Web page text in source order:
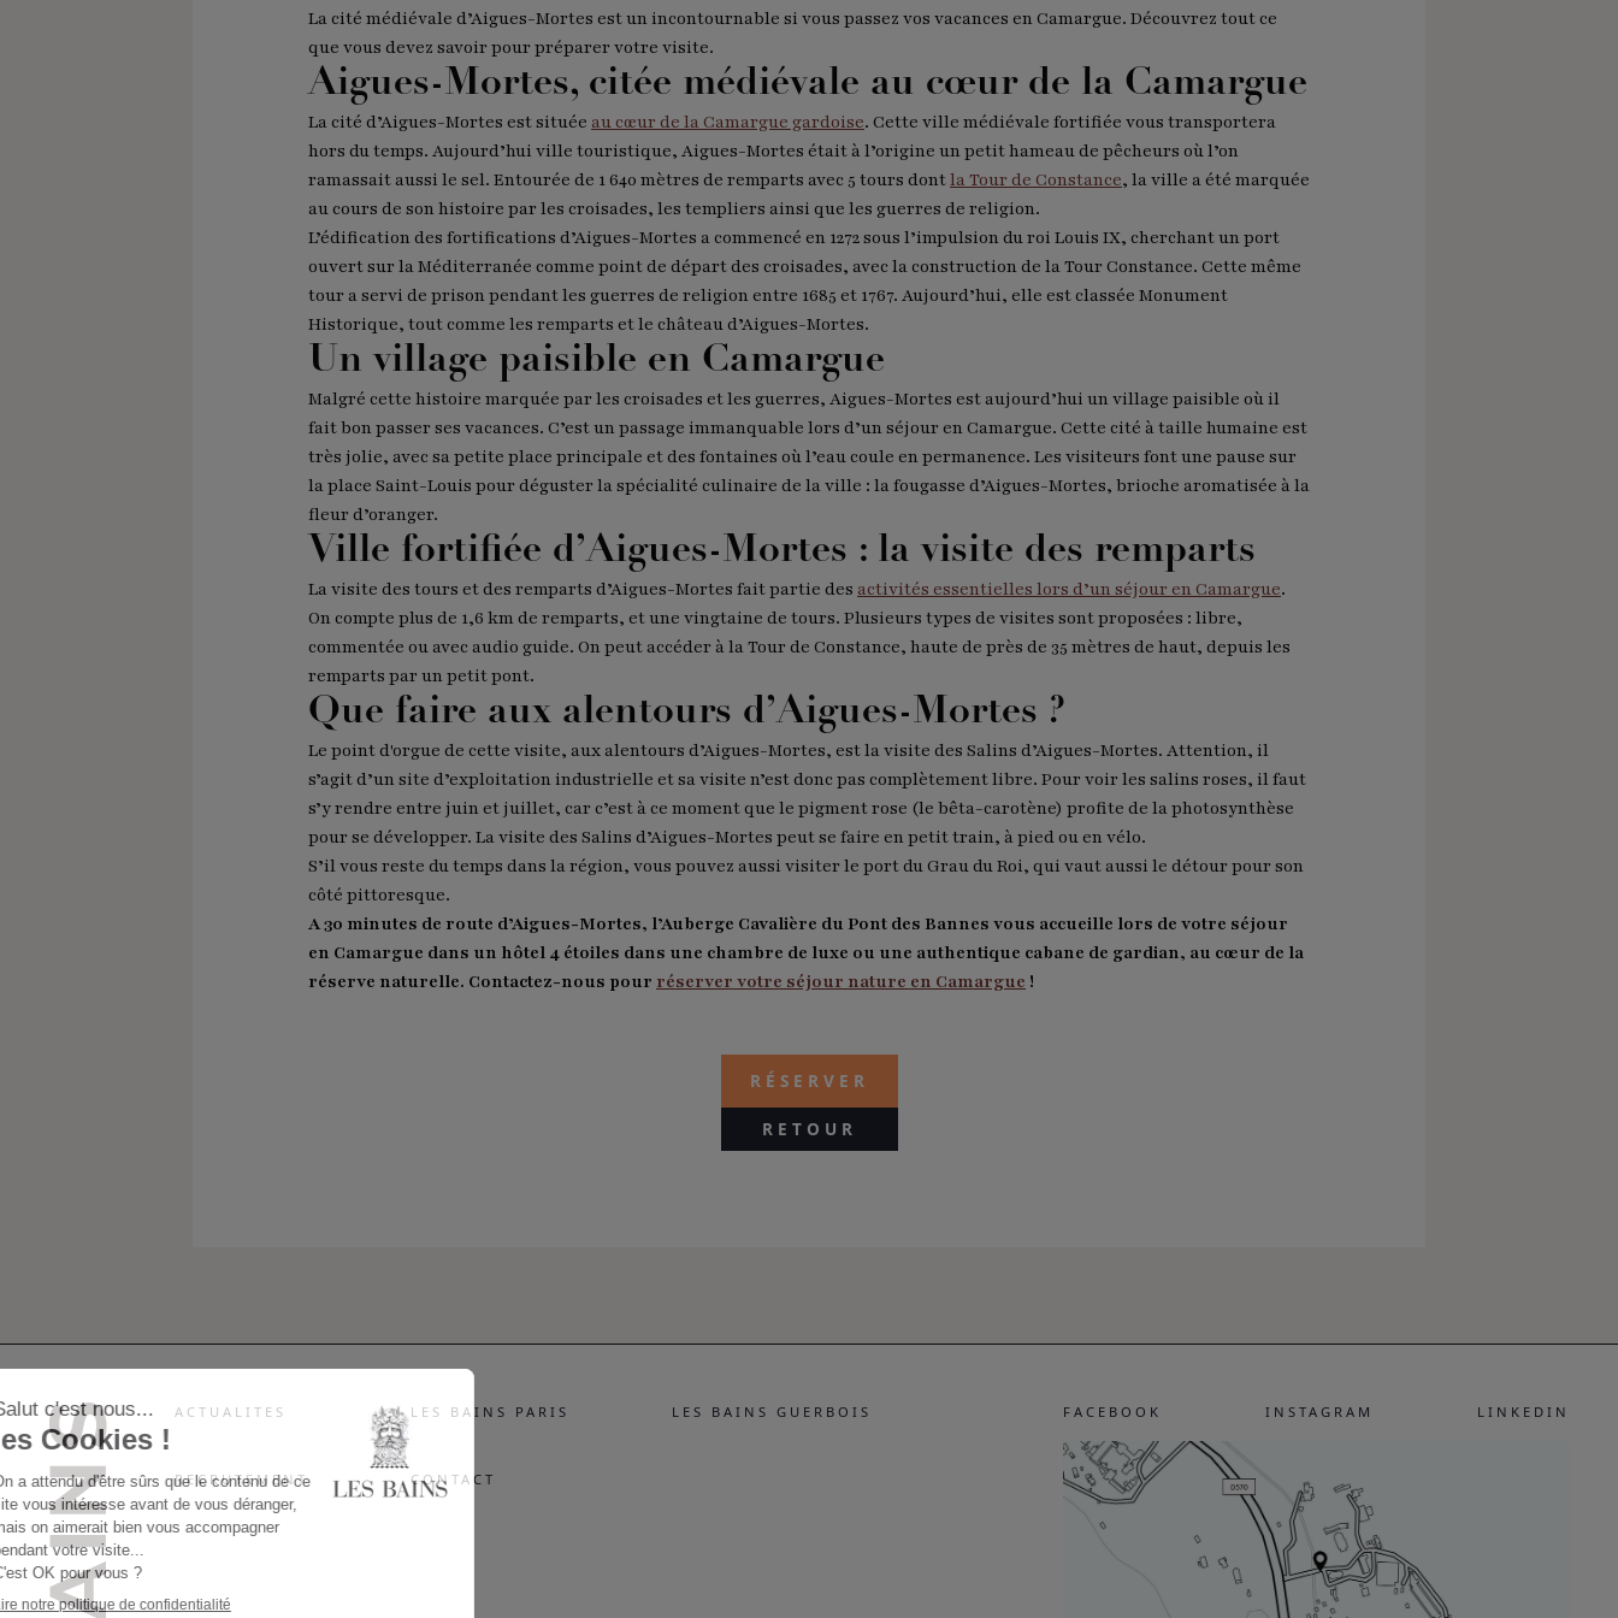
La cité médiévale d’Aigues-Mortes est un incontournable si vous passez vos vacances en Camargue. Découvrez tout ce
que vous devez savoir pour préparer votre visite.
Aigues-Mortes, citée médiévale au cœur de la Camargue
La cité d’Aigues-Mortes est située au cœur de la Camargue gardoise. Cette ville médiévale fortifiée vous transportera
hors du temps. Aujourd’hui ville touristique, Aigues-Mortes était à l’origine un petit hameau de pêcheurs où l’on
ramassait aussi le sel. Entourée de 1 640 mètres de remparts avec 5 tours dontla Tour de Constance, la ville a été marquée
au cours de son histoire par les croisades, les templiers ainsi que les guerres de religion.
L’édification des fortifications d’Aigues-Mortes a commencé en 1272 sous l’impulsion du roi Louis IX, cherchant un port
ouvert sur la Méditerranée comme point de départ des croisades, avec la construction de la Tour Constance. Cette même
tour a servi de prison pendant les guerres de religion entre 1685 et 1767. Aujourd’hui, elle est classée Monument
Historique, tout comme les remparts et le château d’Aigues-Mortes.
Un village paisible en Camargue
Malgré cette histoire marquée par les croisades et les guerres, Aigues-Mortes est aujourd’hui un village paisible où il
fait bon passer ses vacances. C’est un passage immanquable lors d’un séjour en Camargue. Cette cité à taille humaine est
très jolie, avec sa petite place principale et des fontaines où l’eau coule en permanence. Les visiteurs font une pause sur
la place Saint-Louis pour déguster la spécialité culinaire de la ville : la fougasse d’Aigues-Mortes, brioche aromatisée à la
fleur d’oranger.
Ville fortifiée d’Aigues-Mortes : la visite des remparts
La visite des tours et des remparts d’Aigues-Mortes fait partie des activités essentielles lors d’un séjour en Camargue.
On compte plus de 1,6 km de remparts, et une vingtaine de tours. Plusieurs types de visites sont proposées : libre,
commentée ou avec audio guide. On peut accéder à la Tour de Constance, haute de près de 35 mètres de haut, depuis les
remparts par un petit pont.
Que faire aux alentours d’Aigues-Mortes ?
Le point d'orgue de cette visite, aux alentours d’Aigues-Mortes, est la visite des Salins d’Aigues-Mortes. Attention, il
s’agit d’un site d’exploitation industrielle et sa visite n’est donc pas complètement libre. Pour voir les salins roses, il faut
s’y rendre entre juin et juillet, car c’est à ce moment que le pigment rose (le bêta-carotène) profite de la photosynthèse
pour se développer. La visite des Salins d’Aigues-Mortes peut se faire en petit train, à pied ou en vélo.
S’il vous reste du temps dans la région, vous pouvez aussi visiter le port du Grau du Roi, qui vaut aussi le détour pour son
côté pittoresque.
A 30 minutes de route d’Aigues-Mortes, l’Auberge Cavalière du Pont des Bannes vous accueille lors de votre séjour
en Camargue dans un hôtel 4 étoiles dans une chambre de luxe ou une authentique cabane de gardian, au cœur de la
réserve naturelle. Contactez-nous pour réserver votre séjour nature en Camargue !
RÉSERVER
RETOUR
ACTUALITES LES BAINS PARIS LES BAINS GUERBOIS
RECRUTEMENT CONTACT
FACEBOOK INSTAGRAM LINKEDIN